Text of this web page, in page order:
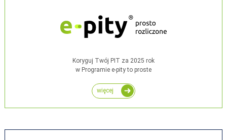
Koryguj Twój PIT za 2025 rok
w Programie e-pity to proste
więcej